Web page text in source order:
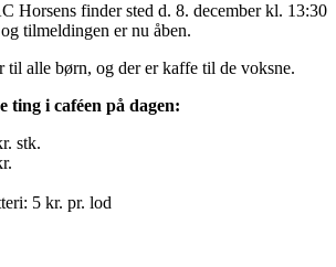
Horsens finder sted d. 8. december kl. 13:30
tilmeldingen er nu åben.
alle børn, og der er kaffe til de voksne.
ting i caféen på dagen:
stk.
5 kr. pr. lod